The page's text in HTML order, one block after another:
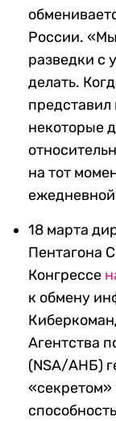
России.
разведки с
делать.
некоторые
на тот
18 марта
Пентагона
Конгрессе
к обмену
Агентства
(NSA/АНБ)
«секретом»